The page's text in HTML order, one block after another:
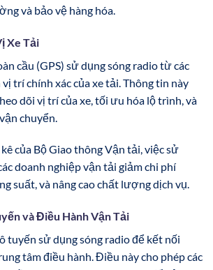
và bảo vệ hàng hóa.
Xe Tải
cầu (GPS) sử dụng sóng radio từ các
trí chính xác của xe tải. Thông tin này
dõi vị trí của xe, tối ưu hóa lộ trình, và
chuyển.
của Bộ Giao thông Vận tải, việc sử
doanh nghiệp vận tải giảm chi phí
suất, và nâng cao chất lượng dịch vụ.
và Điều Hành Vận Tải
tuyến sử dụng sóng radio để kết nối
tâm điều hành. Điều này cho phép các